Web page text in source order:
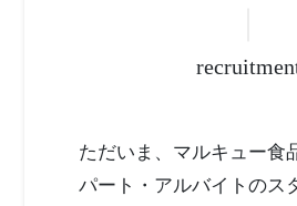
ただいま、マルキュー食
パート・アルバイトのス